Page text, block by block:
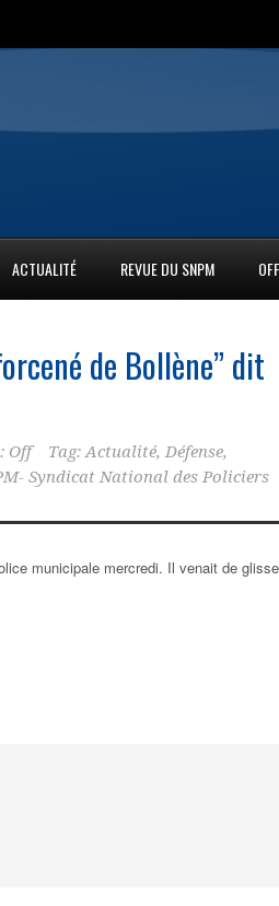
ACTUALITÉ REVUE DU SNPM
de Bollène” dit
Off Tag: Actualité, Défense,
Syndicat National des Policiers
municipale mercredi. Il venait de